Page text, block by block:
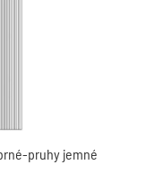
pruhy jemné